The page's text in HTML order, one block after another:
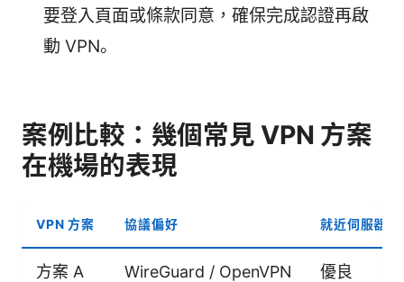
要登入頁面或條款同意，確保完成認證再啟
動 VPN。
案例比較：幾個常見 VPN 方案
在機場的表現
VPN 方案 協議偏好 就近伺服器表
方案 A WireGuard / OpenVPN 優良